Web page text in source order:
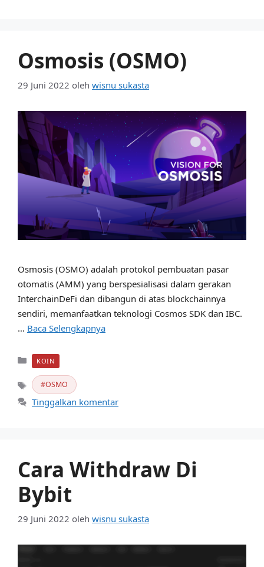
Osmosis (OSMO)
29 Juni 2022 oleh wisnu sukasta
Osmosis (OSMO) adalah protokol pembuatan pasar
otomatis (AMM) yang berspesialisasi dalam gerakan
InterchainDeFi dan dibangun di atas blockchainnya
sendiri, memanfaatkan teknologi Cosmos SDK dan IBC.
… Baca Selengkapnya
Kategori
KOIN
Tag OSMO
Tinggalkan komentar
Cara Withdraw Di
Bybit
29 Juni 2022 oleh wisnu sukasta